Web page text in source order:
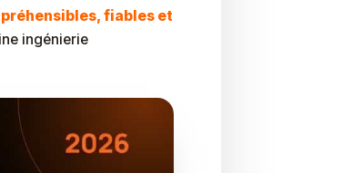
fiables et
ingénierie